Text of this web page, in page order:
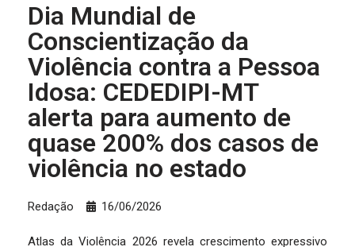
Dia Mundial de
Conscientização da
Violência contra a Pessoa
Idosa: CEDEDIPI-MT
alerta para aumento de
quase 200% dos casos de
violência no estado
Redação 16/06/2026
Atlas da Violência 2026 revela crescimento expressivo